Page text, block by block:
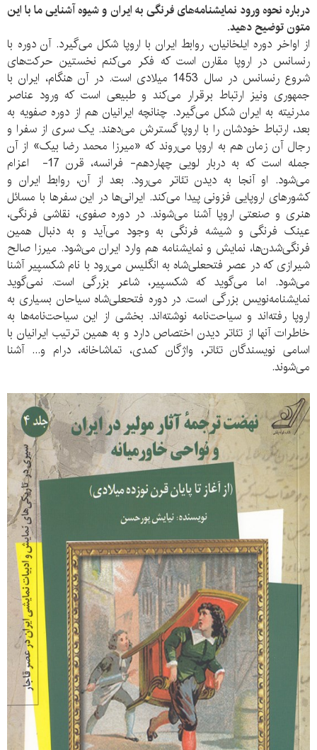
درباره نحوه ورود نمایشنامه‌های فرنگی به ایران و شیوه آشنایی ما با این
متون توضیح دهید.
از اواخر دوره ایلخانیان، روابط ایران با اروپا شکل می‌گیرد. آن دوره با
رنسانس در اروپا مقارن است که فکر می‌کنم نخستین حرکت‌های
شروع رنسانس در سال 1453 میلادی است. در آن هنگام، ایران با
جمهوری ونیز ارتباط برقرار می‌کند و طبیعی است که ورود عناصر
مدرنیته به ایران شکل می‌گیرد. چنانچه ایرانیان هم از دوره صفویه به
بعد، ارتباط خودشان را با اروپا گسترش می‌دهند. یک سری از سفرا و
رجال آن زمان هم به اروپا می‌روند که «میرزا محمد رضا بیک» از آن
جمله است که به دربار لویی چهاردهم- فرانسه، قرن 17- اعزام
می‌شود. او آنجا به دیدن تئاتر می‌رود. بعد از آن، روابط ایران و
کشورهای اروپایی فزونی پیدا می‌کند. ایرانی‌ها در این سفرها با مسائل
هنری و صنعتی اروپا آشنا می‌شوند. در دوره صفوی، نقاشی فرنگی،
عینک فرنگی و شیشه فرنگی به وجود می‌آید و به دنبال همین
فرنگی‌شدن‌ها، نمایش و نمایشنامه هم وارد ایران می‌شود. میرزا صالح
شیرازی که در عصر فتحعلی‌شاه به انگلیس می‌رود با نام شکسپیر آشنا
می‌شود. اما می‌گوید که شکسپیر، شاعر بزرگی است. نمی‌گوید
نمایشنامه‌نویس بزرگی است. در دوره فتحعلی‌شاه سیاحان بسیاری به
اروپا رفته‌اند و سیاحت‌نامه نوشته‌اند. بخشی از این سیاحت‌نامه‌ها به
خاطرات آنها از تئاتر دیدن اختصاص دارد و به همین ترتیب ایرانیان با
اسامی نویسندگان تئاتر، واژگان کمدی، تماشاخانه، درام و... آشنا
می‌شوند.